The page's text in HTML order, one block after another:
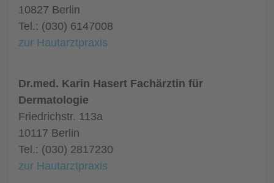
10827 Berlin
Tel.: (030) 6147008
zur Hautarztpraxis
Dr.med. Karin Hasert Fachärztin für
Dermatologie
Friedrichstr. 113a
10117 Berlin
Tel.: (030) 2817230
zur Hautarztpraxis